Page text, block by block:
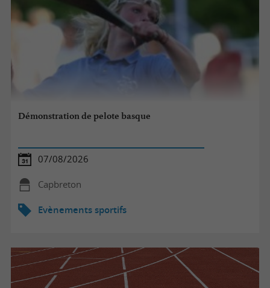
Démonstration de pelote basque
07/08/2026
Capbreton
Evènements sportifs